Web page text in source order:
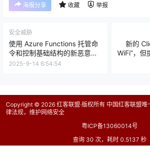
海报分享 收藏 举报
安全威胁
使用 Azure Functions 托管命
令和控制基础结构的新恶意软
件
2025-9-14 6:54:54
新的
WiFi”，但
Copyright © 2026 红客联盟·版权所有 中国红客联盟
律法规，维护网络安全
粤ICP备13060014号
查询 30 次，耗时 0.5137 秒